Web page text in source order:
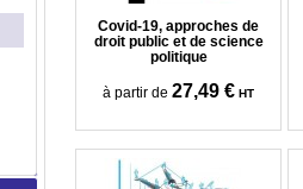
Covid-19, approches de
droit public et de science
politique
à partir de 27,49 € HT